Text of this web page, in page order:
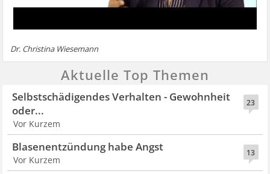
Dr. Christina Wiesemann
Aktuelle Top Themen
23
Selbstschädigendes Verhalten - Gewohnheit
oder...
Vor Kurzem
13
Blasenentzündung habe Angst
Vor Kurzem